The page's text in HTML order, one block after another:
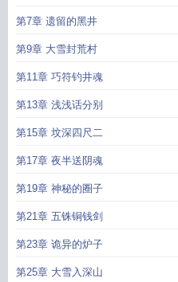
第7章 遗留的黑井
第9章 大雪封荒村
第11章 巧符钓井魂
第13章 浅浅话分别
第15章 坟深四尺二
第17章 夜半送阴魂
第19章 神秘的圈子
第21章 五铢铜钱剑
第23章 诡异的炉子
第25章 大雪入深山